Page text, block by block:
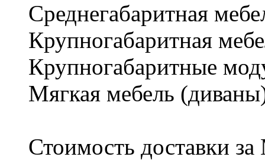
Cреднегабаритная
Крупногабаритная
Крупногабаритные
Мягкая мебель
Стоимость доставки